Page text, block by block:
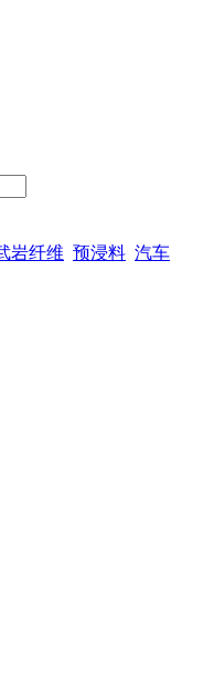
岩纤维 预浸料 汽车